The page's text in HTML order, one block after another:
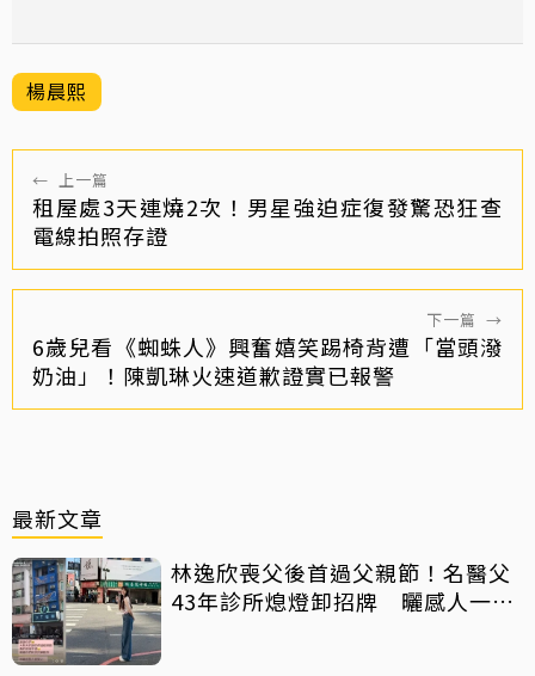
楊晨熙
← 上一篇
租屋處3天連燒2次！男星強迫症復發驚恐狂查
電線拍照存證
下一篇 →
6歲兒看《蜘蛛人》興奮嬉笑踢椅背遭「當頭潑
奶油」！陳凱琳火速道歉證實已報警
最新文章
林逸欣喪父後首過父親節！名醫父
43年診所熄燈卸招牌 曬感人一